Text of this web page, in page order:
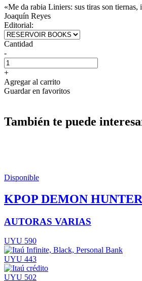
«Me da rabia Liniers: sus tiras son
Joaquín Reyes
Editorial:
Cantidad
-
+
Agregar al carrito
Guardar en favoritos
También te puede
Disponible
KPOP DEMON
AUTORAS VARIAS
UYU 590
UYU 443
UYU 502